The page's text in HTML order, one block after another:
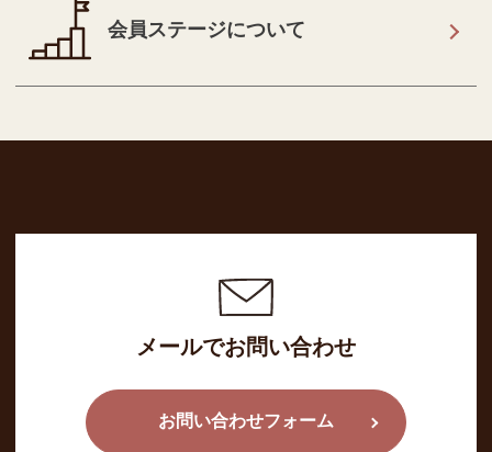
会員ステージについて
メールでお問い合わせ
お問い合わせフォーム